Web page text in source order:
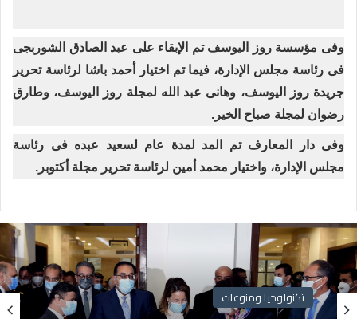
وفى مؤسسة روز اليوسف تم الإبقاء على عبد الصادق الشوربجى
فى رئاسة مجلس الإدارة، فيما تم اختيار أحمد باشا لرئاسة تحرير
جريدة روز اليوسف، وهانى عبد الله لمجلة روز اليوسف، وطارق
رضوان لمجلة صباح الخير.
وفى دار المعارف تم المد لمدة عام لسعيد عبده فى رئاسة
مجلس الإدارة، واختيار محمد أمين لرئاسة تحرير مجلة أكتوبر.
تكنولوجيا ومنوعات